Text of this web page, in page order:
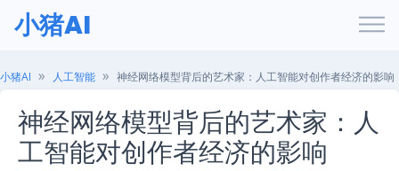
小猪AI
小猪AI 人工智能 神经网络模型背后的艺术家：人工智能对创作者经济的影响
神经网络模型背后的艺术家：人
工智能对创作者经济的影响